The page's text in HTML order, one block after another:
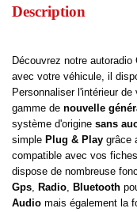
Description
Découvrez notre
avec votre véhicule, il
Personnaliser l'intérieur
gamme de nouvelle
système d'origine sans
simple Plug & Play grâce
compatible avec vos
dispose de nombreuse
Gps, Radio, Bluetooth
Audio mais également la